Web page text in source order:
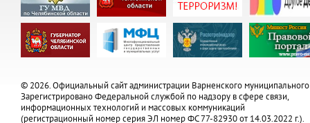
© 2026. Официальный сайт администрации Варненского муниципального
Зарегистрировано Федеральной службой по надзору в сфере связи,
информационных технологий и массовых коммуникаций
(регистрационный номер серия ЭЛ номер ФС 77-82930 от 14.03.2022 г.).